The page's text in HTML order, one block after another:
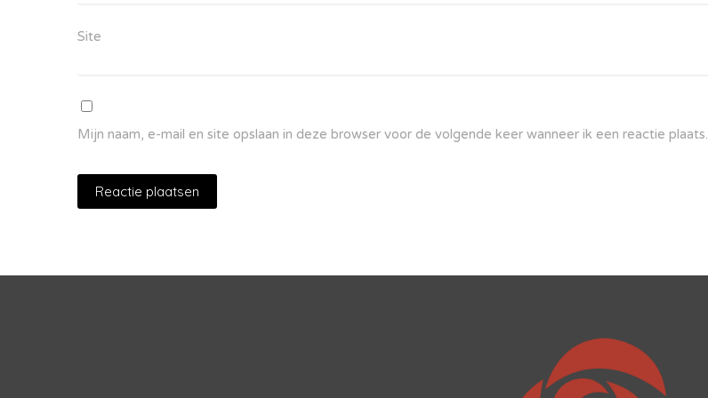
Site
Mijn naam, e-mail en site opslaan in deze browser voor de volgende keer wanneer ik een reactie plaats.